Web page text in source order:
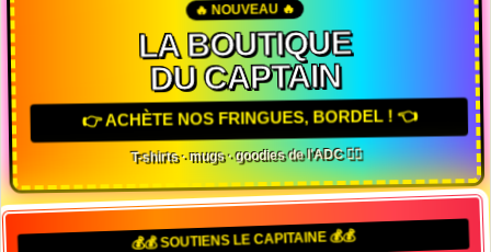
🔥 NOUVEAU 🔥
LA BOUTIQUE
DU CAPTAIN
👉 ACHÈTE NOS FRINGUES, BORDEL ! 👈
T-shirts · mugs · goodies de l'ADC 🏴‍☠️
💰💰 SOUTIENS LE CAPITAINE 💰💰